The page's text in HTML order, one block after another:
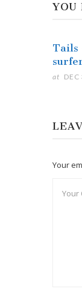
YOU
Tails
at
Your